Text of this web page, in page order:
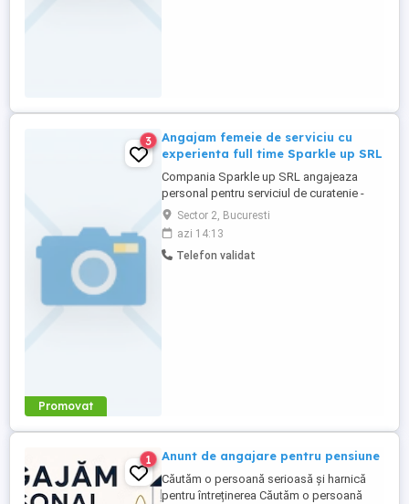
Promovat
3
Angajam femeie de serviciu cu
experienta full time Sparkle up SRL
Compania Sparkle up SRL angajeaza
personal pentru serviciul de curatenie -
apartamente regim hotelier Airbnb
Booking. Toate apartamentele sunt
situate Ultracentral. Program full time + 2
weekend-uri pe luna salariul este de 4.000
Sector 2, Bucuresti
azi 14:13
Telefon validat
1 Anunt de angajare pentru pensiune
Căutăm o persoană serioasă și harnică
pentru întreținerea Căutăm o persoană